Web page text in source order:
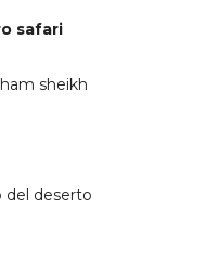
safari
sheikh
del deserto